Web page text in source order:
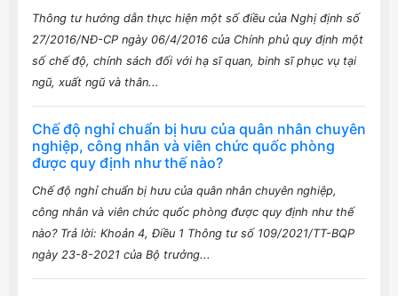
Thông tư hướng dẫn thực hiện một số điều của Nghị định số
27/2016/NĐ-CP ngày 06/4/2016 của Chính phủ quy định một
số chế độ, chính sách đối với hạ sĩ quan, binh sĩ phục vụ tại
ngũ, xuất ngũ và thân...
Chế độ nghỉ chuẩn bị hưu của quân nhân chuyên
nghiệp, công nhân và viên chức quốc phòng
được quy định như thế nào?
Chế độ nghỉ chuẩn bị hưu của quân nhân chuyên nghiệp,
công nhân và viên chức quốc phòng được quy định như thế
nào? Trả lời: Khoản 4, Điều 1 Thông tư số 109/2021/TT-BQP
ngày 23-8-2021 của Bộ trưởng...